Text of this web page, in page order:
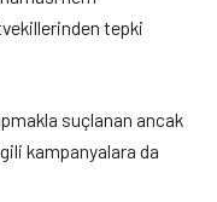
tepki
suçlanan ancak
kampanyalara da